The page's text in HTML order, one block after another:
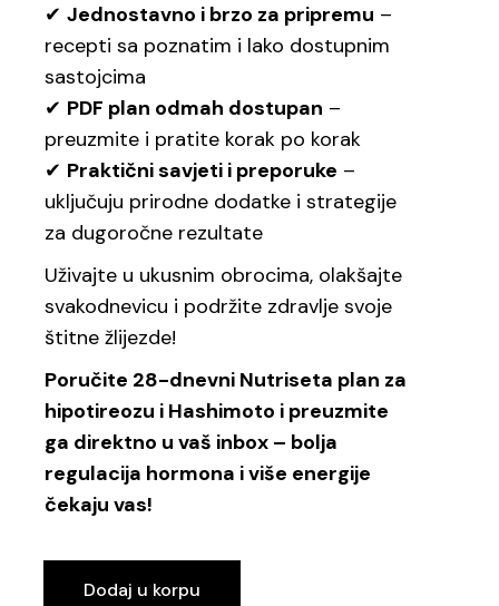
✔Jednostavno i brzo za pripremu –
recepti sa poznatim i lako dostupnim
sastojcima
✔ PDF plan odmah dostupan –
preuzmite i pratite korak po korak
✔ Praktični savjeti i preporuke –
uključuju prirodne dodatke i strategije
za dugoročne rezultate
Uživajte u ukusnim obrocima, olakšajte
svakodnevicu i podržite zdravlje svoje
štitne žlijezde!
Poručite 28-dnevni Nutriseta plan za
hipotireozu i Hashimoto i preuzmite
ga direktno u vaš inbox – bolja
regulacija hormona i više energije
čekaju vas!
Dodaj u korpu